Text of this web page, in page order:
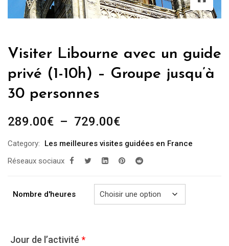
Visiter Libourne avec un guide
privé (1-10h) – Groupe jusqu’à
30 personnes
289.00€ – 729.00€Plage
prix :
289.00€
729.00€
Category:
Les meilleures visites guidées en France
Réseaux sociaux
Nombre d'heures
Jour de l’activité *